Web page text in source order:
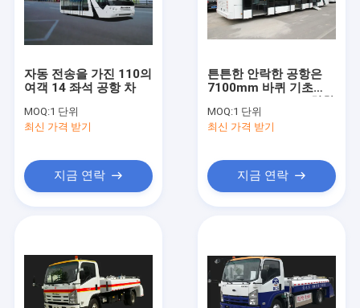
자동 전송을 가진 110의
여객 14 좌석 공항 차
MOQ:1 단위
최신 가격 받기
지금 연락
튼튼한 안락한 공항은
7100mm 바퀴 기초
니다
MOQ:1 단위
최신 가격 받기
지금 연락